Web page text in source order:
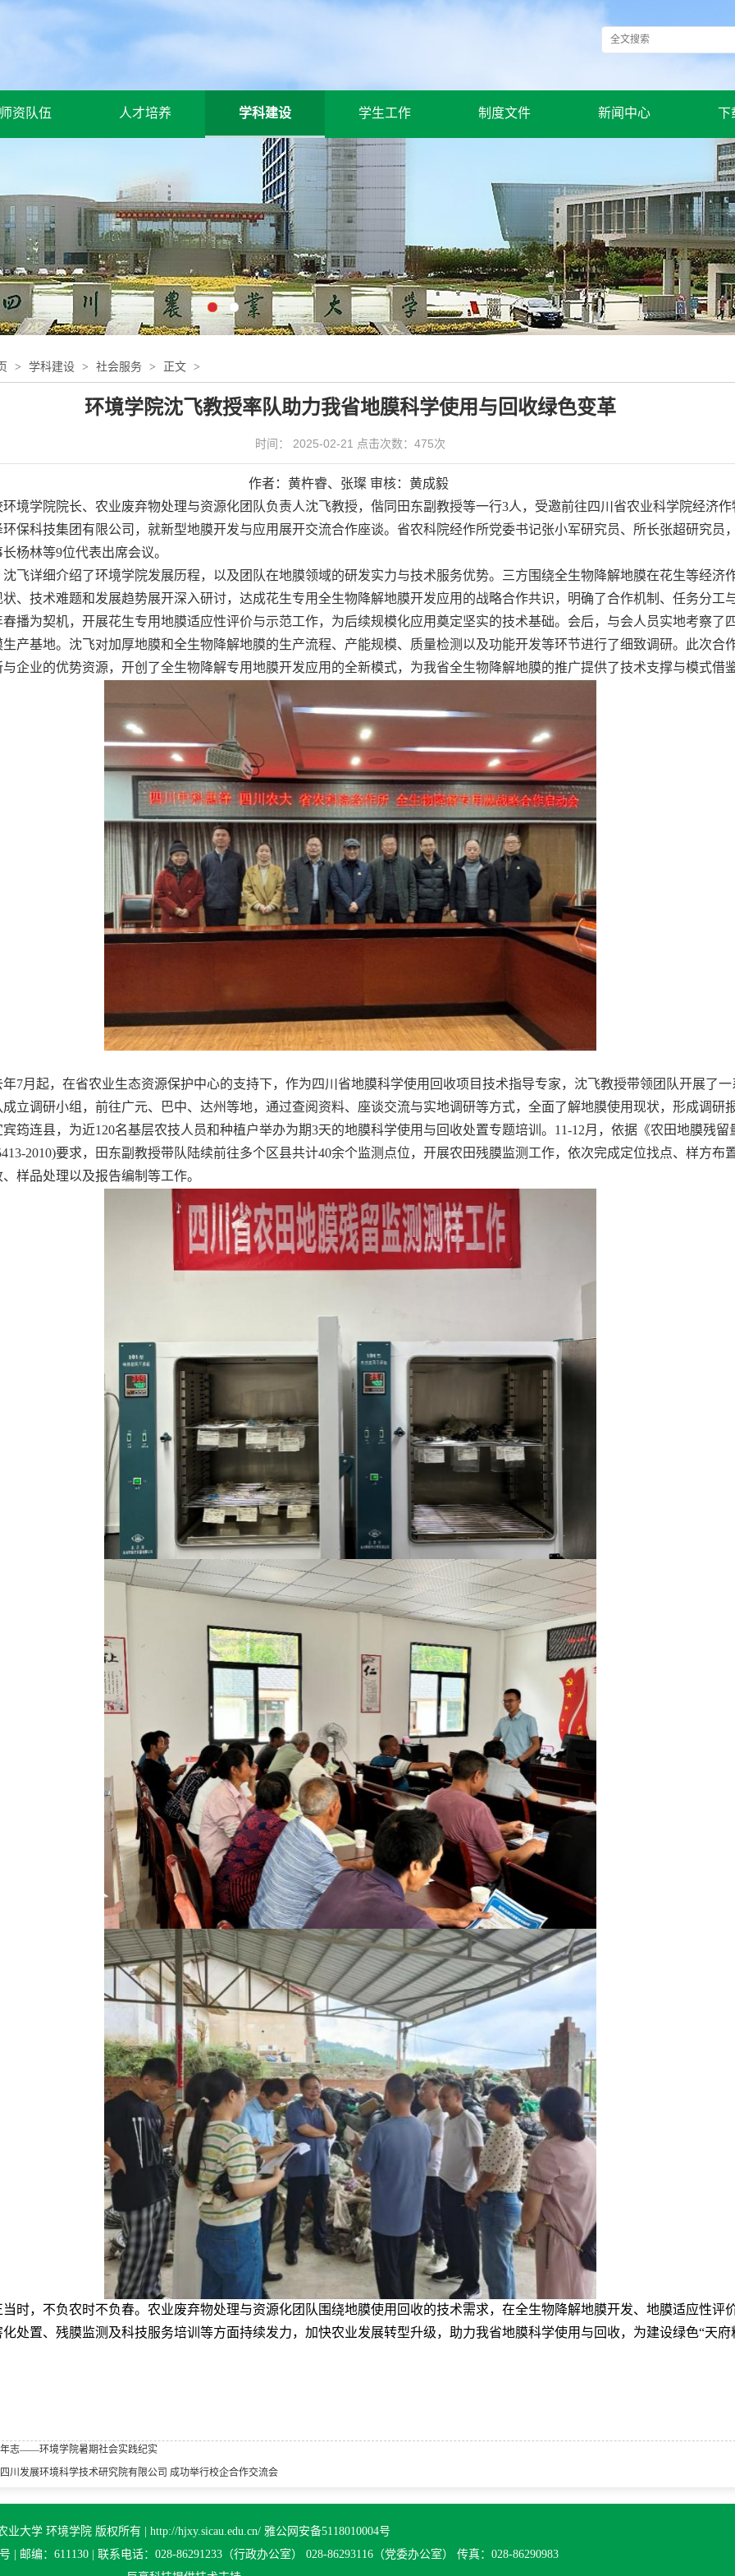
师资队伍 人才培养 学科建设 学生工作 制度文件 新闻中心 下
> 学科建设 > 社会服务 > 正文 >
环境学院沈飞教授率队助力我省地膜科学使用与回收绿色变革
时间： 2025-02-21 点击次数： 475次
作者：黄杵睿、张璨 审核：黄成毅
境学院院长、农业废弃物处理与资源化团队负责人沈飞教授，偕同田东副教授等一行3人，受邀前往四川省农业科学院经济
保科技集团有限公司，就新型地膜开发与应用展开交流合作座谈。省农科院经作所党委书记张小军研究员、所长张超研究员
杨林等9位代表出席会议。
飞详细介绍了环境学院发展历程，以及团队在地膜领域的研发实力与技术服务优势。三方围绕全生物降解地膜在花生等经济
、技术难题和发展趋势展开深入研讨，达成花生专用全生物降解地膜开发应用的战略合作共识，明确了合作机制、任务分工
播为契机，开展花生专用地膜适应性评价与示范工作，为后续规模化应用奠定坚实的技术基础。会后，与会人员实地考察了
产基地。沈飞对加厚地膜和全生物降解地膜的生产流程、产能规模、质量检测以及功能开发等环节进行了细致调研。此次合
企业的优势资源，开创了全生物降解专用地膜开发应用的全新模式，为我省全生物降解地膜的推广提供了技术支撑与模式借
7月起，在省农业生态资源保护中心的支持下，作为四川省地膜科学使用回收项目技术指导专家，沈飞教授带领团队开展了
立调研小组，前往广元、巴中、达州等地，通过查阅资料、座谈交流与实地调研等方式，全面了解地膜使用现状，形成调研
筠连县，为近120名基层农技人员和种植户举办为期3天的地膜科学使用与回收处置专题培训。11-12月，依据《农田地膜残留
2010)要求，田东副教授带队陆续前往多个区县共计40余个监测点位，开展农田残膜监测工作，依次完成定位找点、样方布
样品处理以及报告编制等工作。
时，不负农时不负春。农业废弃物处理与资源化团队围绕地膜使用回收的技术需求，在全生物降解地膜开发、地膜适应性评
处置、残膜监测及科技服务培训等方面持续发力，加快农业发展转型升级，助力我省地膜科学使用与回收，为建设绿色“天府
志——环境学院暑期社会实践纪实
川发展环境科学技术研究院有限公司 成功举行校企合作交流会
业大学 环境学院 版权所有 | http://hjxy.sicau.edu.cn/ 雅公网安备5118010004号
| 邮编：611130 | 联系电话：028-86291233（行政办公室） 028-86293116（党委办公室） 传真：028-86290983